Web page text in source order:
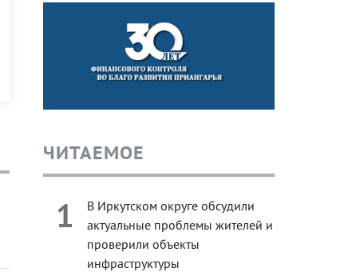
ЧИТАЕМОЕ
1
В Иркутском округе обсудили
актуальные проблемы жителей и
проверили объекты
инфраструктуры